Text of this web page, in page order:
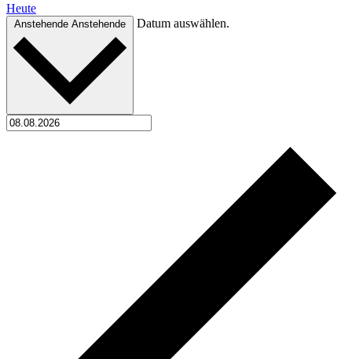
Heute
Anstehende Anstehende Datum auswählen.